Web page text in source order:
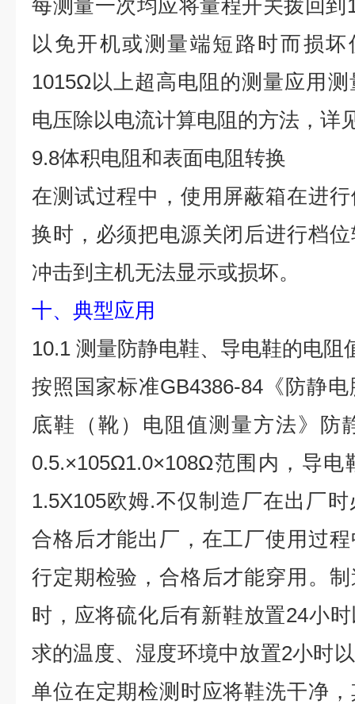
每测量一次均应将量程开关拨回到
以免开机或测量端短路时而损
1015Ω以上超高电阻的测量应用
电压除以电流计算电阻的方法，详
9.8体积电阻和表面电阻转换
在测试过程中，使用屏蔽箱在进
换时，必须把电源关闭后进行档
冲击到主机无法显示或损坏。
十、典型应用
10.1 测量防静电鞋、导电鞋的电阻
按照国家标准GB4386-84《防静
底鞋（靴）电阻值测量方法》防
0.5.×105Ω1.0×108Ω范围内，导
1.5X105欧姆.不仅制造厂在出厂
合格后才能出厂，在工厂使用过
行定期检验，合格后才能穿用。
时，应将硫化后有新鞋放置24小
求的温度、湿度环境中放置2小时
单位在定期检测时应将鞋洗干净